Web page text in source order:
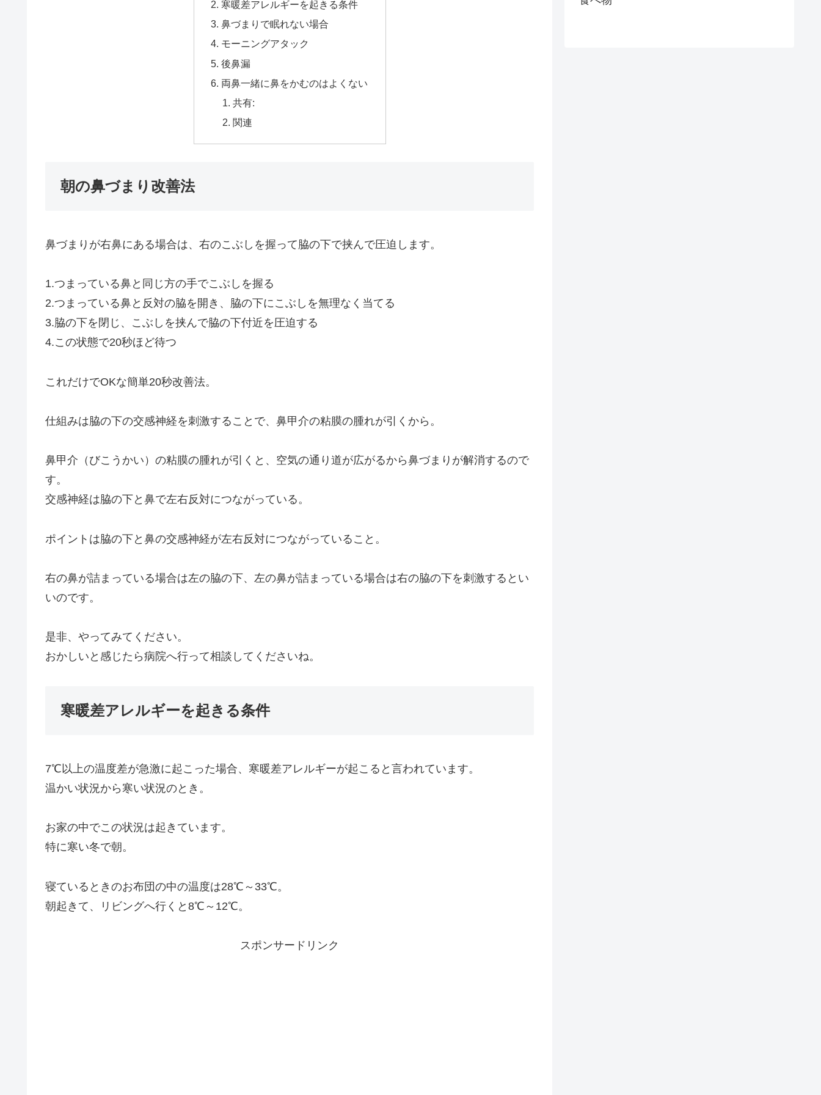
寒暖差アレルギーを起きる条件
鼻づまりで眠れない場合
モーニングアタック
後鼻漏
両鼻一緒に鼻をかむのはよくない
共有:
関連
朝の鼻づまり改善法
鼻づまりが右鼻にある場合は、右のこぶしを握って脇の下で挟んで圧迫します。
1.つまっている鼻と同じ方の手でこぶしを握る
2.つまっている鼻と反対の脇を開き、脇の下にこぶしを無理なく当てる
3.脇の下を閉じ、こぶしを挟んで脇の下付近を圧迫する
4.この状態で20秒ほど待つ
これだけでOKな簡単20秒改善法。
仕組みは脇の下の交感神経を刺激することで、鼻甲介の粘膜の腫れが引くから。
鼻甲介（びこうかい）の粘膜の腫れが引くと、空気の通り道が広がるから鼻づまりが解消するので
す。
交感神経は脇の下と鼻で左右反対につながっている。
ポイントは脇の下と鼻の交感神経が左右反対につながっていること。
右の鼻が詰まっている場合は左の脇の下、左の鼻が詰まっている場合は右の脇の下を刺激するとい
いのです。
是非、やってみてください。
おかしいと感じたら病院へ行って相談してくださいね。
寒暖差アレルギーを起きる条件
7℃以上の温度差が急激に起こった場合、寒暖差アレルギーが起こると言われています。
温かい状況から寒い状況のとき。
お家の中でこの状況は起きています。
特に寒い冬で朝。
寝ているときのお布団の中の温度は28℃～33℃。
朝起きて、リビングへ行くと8℃～12℃。
スポンサードリンク